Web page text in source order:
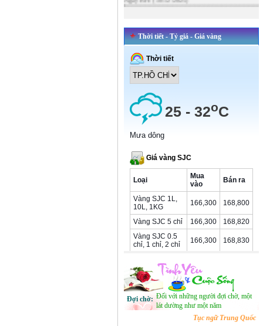
Thời tiết - Tỷ giá - Giá vàng
Đợi chờ: Ðối với những người đợi chờ, một
lát dường như một năm
Tục ngữ Trung Quốc